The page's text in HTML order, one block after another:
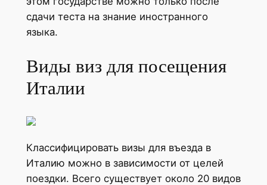
сдачи теста на знание иностранного
языка.
Виды виз для посещения
Италии
Классифицировать визы для въезда в
Италию можно в зависимости от целей
поездки. Всего существует около 20 видов